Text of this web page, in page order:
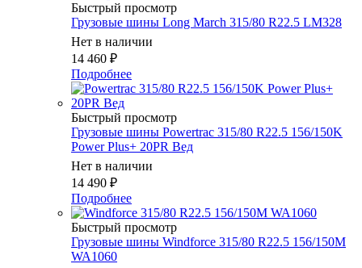
Быстрый просмотр
Грузовые шины Long March 315/80 R22.5 LM328
Нет в наличии
14 460 ₽
Подробнее
Быстрый просмотр
Грузовые шины Powertrac 315/80 R22.5 156/150K
Power Plus+ 20PR Вед
Нет в наличии
14 490 ₽
Подробнее
Быстрый просмотр
Грузовые шины Windforce 315/80 R22.5 156/150M
WA1060